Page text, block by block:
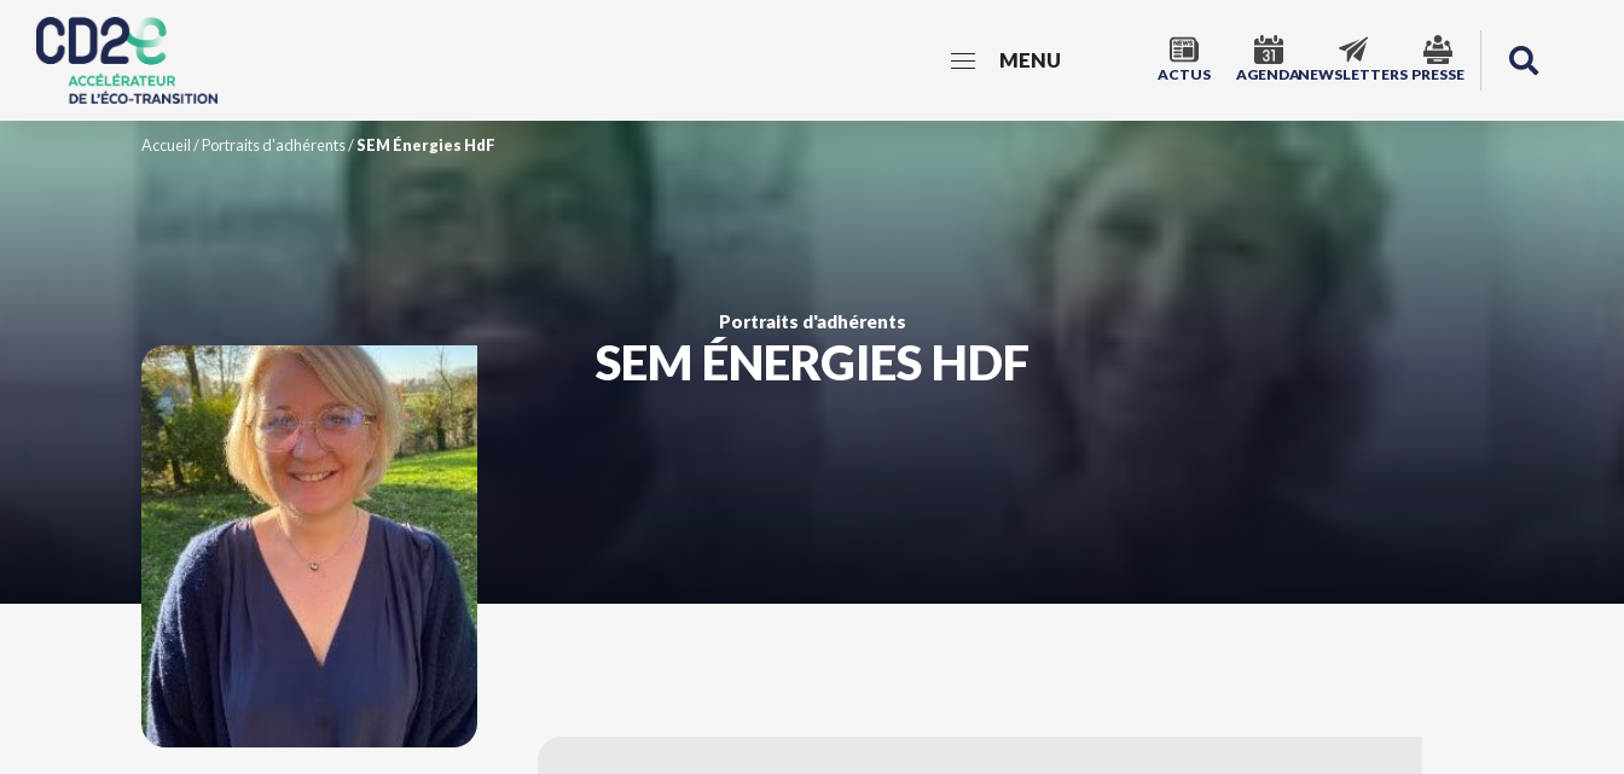
MENU
ACTUS AGENDANEWSLETTERS PRESSE
Accueil/Portraits d'adhérents/SEM Énergies HdF
Portraits d'adhérents
SEM ÉNERGIES HDF